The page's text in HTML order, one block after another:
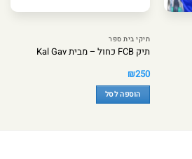
תיקי בית ספר
תיק FCB כחול – מבית Kal Gav
₪250
הוספה לסל